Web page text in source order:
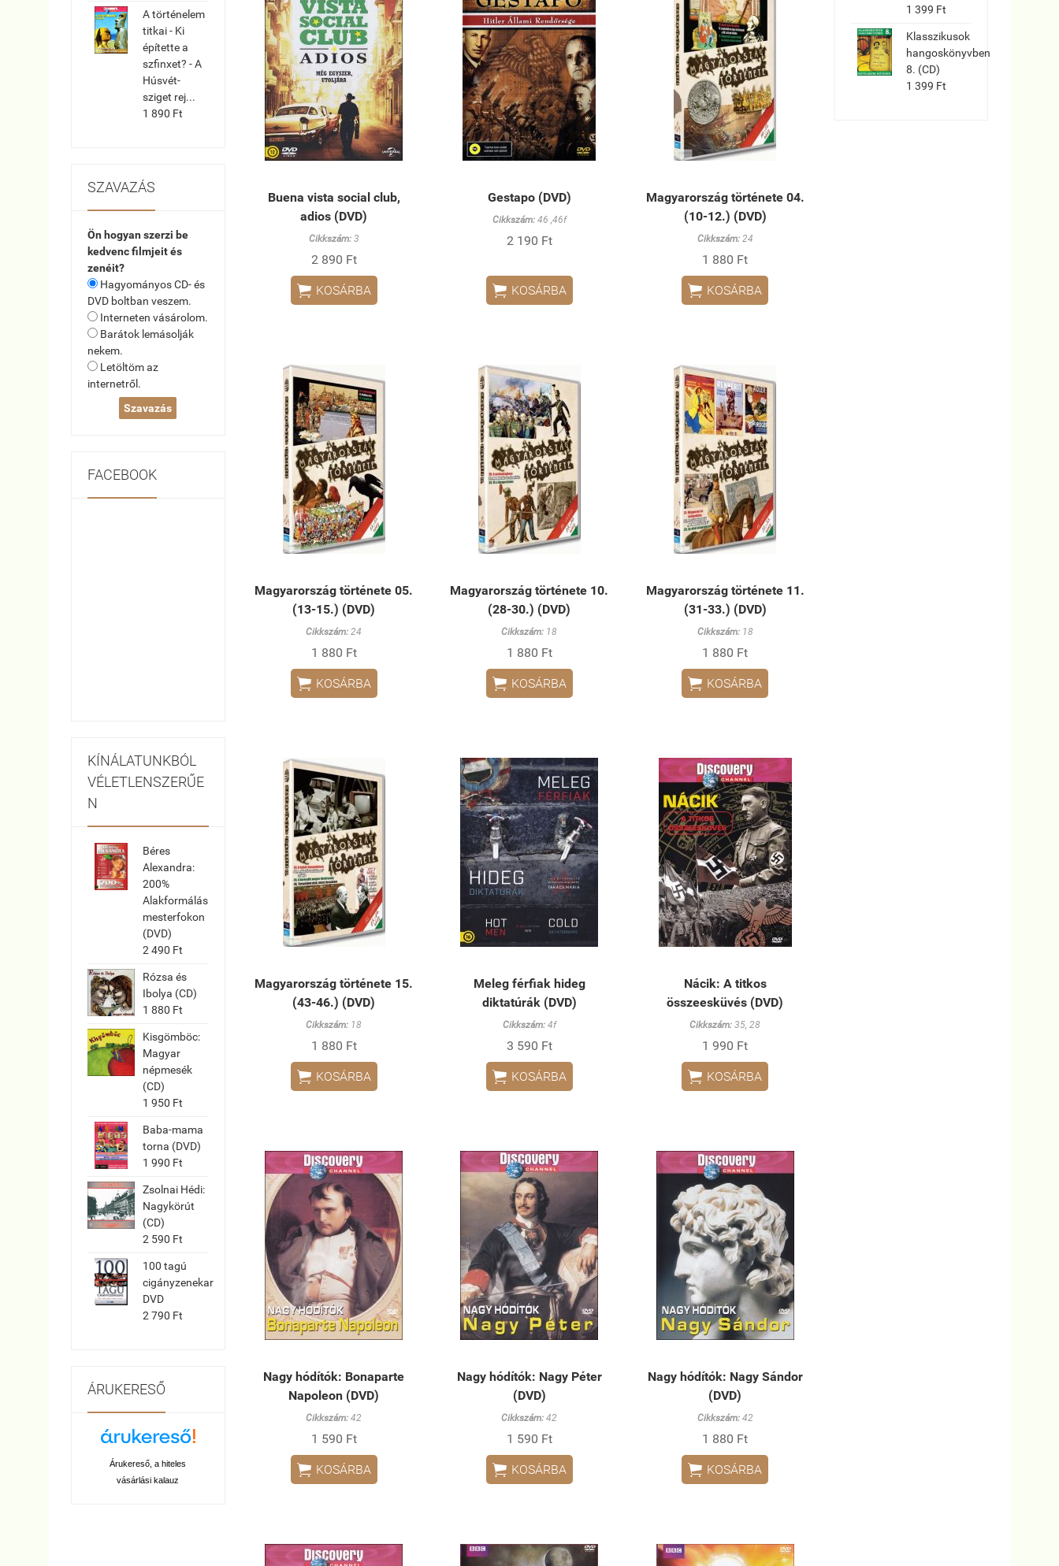
A történelem
titkai - Ki
építette a
szfinxet? - A
Húsvét-
sziget rej...
1 890 Ft
SZAVAZÁS
Ön hogyan szerzi be
kedvenc filmjeit és
zenéit?
Hagyományos CD- és
DVD boltban veszem.
Interneten vásárolom.
Barátok lemásolják
nekem.
Letöltöm az
internetről.
FACEBOOK
KÍNÁLATUNKBÓL
VÉLETLENSZERŰE
N
Béres
Alexandra:
200%
Alakformálás
mesterfokon
(DVD)
2 490 Ft
Rózsa és
Ibolya (CD)
1 880 Ft
Kisgömböc:
Magyar
népmesék
(CD)
1 950 Ft
Baba-mama
torna (DVD)
1 990 Ft
Zsolnai Hédi:
Nagykörút
(CD)
2 590 Ft
100 tagú
cigányzenekar
DVD
2 790 Ft
ÁRUKERESŐ
Árukereső, a hiteles
vásárlási kalauz
Buena vista social club,
adios (DVD)
Cikkszám:3
2 890 Ft
 KOSÁRBA
Gestapo (DVD)
Cikkszám:46 ,46f
2 190 Ft
 KOSÁRBA
Magyarország története 04.
(10-12.) (DVD)
Cikkszám:24
1 880 Ft
 KOSÁRBA
Magyarország története 05.
(13-15.) (DVD)
Cikkszám: 24
1 880 Ft
 KOSÁRBA
Magyarország története 10.
(28-30.) (DVD)
Cikkszám: 18
1 880 Ft
 KOSÁRBA
Magyarország története 11.
(31-33.) (DVD)
Cikkszám:18
1 880 Ft
 KOSÁRBA
Magyarország története 15.
(43-46.) (DVD)
Cikkszám: 18
1 880 Ft
 KOSÁRBA
Meleg férfiak hideg
diktatúrák (DVD)
Cikkszám:4f
3 590 Ft
 KOSÁRBA
Nácik: A titkos
összeesküvés (DVD)
Cikkszám: 35, 28
1 990 Ft
 KOSÁRBA
Nagy hódítók: Bonaparte
Napoleon (DVD)
Cikkszám: 42
1 590 Ft
 KOSÁRBA
Nagy hódítók: Nagy Péter
(DVD)
Cikkszám: 42
1 590 Ft
 KOSÁRBA
Nagy hódítók: Nagy Sándor
(DVD)
Cikkszám:42
1 880 Ft
 KOSÁRBA
1 399 Ft
Klasszikusok
hangoskönyvben
8. (CD)
1 399 Ft